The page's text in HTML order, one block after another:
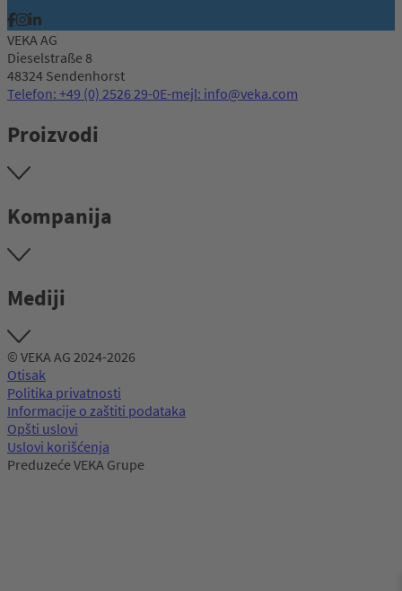
VEKA AG
Dieselstraße 8
48324 Sendenhorst
Telefon: +49 (0) 2526 29-0E-mejl: info@veka.com
Proizvodi
Kompanija
Mediji
© VEKA AG 2024-2026
Otisak
Politika privatnosti
Informacije o zaštiti podataka
Opšti uslovi
Uslovi korišćenja
Preduzeće VEKA Grupe